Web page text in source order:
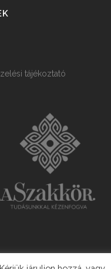
tájékoztató